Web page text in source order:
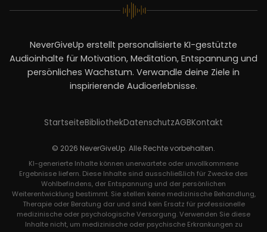
NeverGiveUp erstellt personalisierte KI-gestützte
Audioinhalte für Motivation, Meditation, Entspannung und
persönliches Wachstum. Verwandle deine Ziele in
inspirierende Audioerlebnisse.
StartseiteBibliothekDatenschutzAGBKontakt
© 2026 NeverGiveUp. Alle Rechte vorbehalten.
KI-generierte Inhalte können unerwartete oder unvollkommene
Ergebnisse liefern. Diese Inhalte sind ausschließlich für Zwecke des
Wohlbefindens, der Entspannung und der persönlichen
Weiterentwicklung bestimmt. Sie stellen keine medizinische Behandlung,
Therapie oder Beratung dar und sind kein Ersatz für professionelle
medizinische oder psychologische Versorgung. Verwenden Sie diese
Inhalte nicht, um medizinische oder psychische Erkrankungen zu